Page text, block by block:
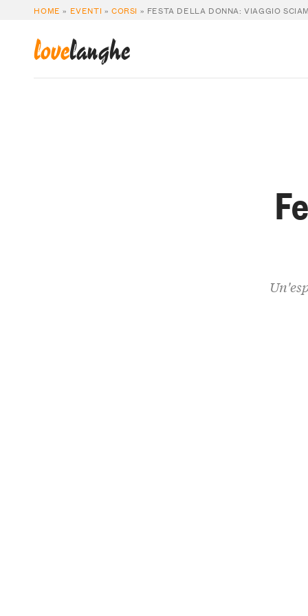
HOME » EVENTI »CORSI » FESTA DELLA DONNA: VIAGGIO
lovelanghe